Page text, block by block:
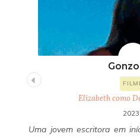
Elizabeth como
Uma jovem escritora em